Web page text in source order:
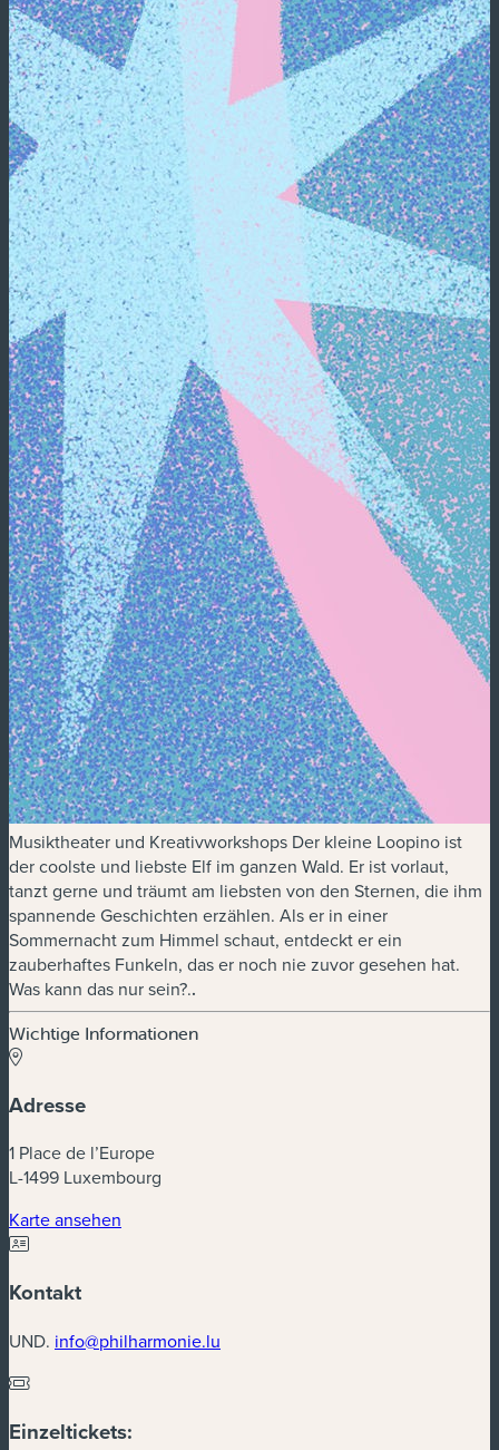
Musiktheater und Kreativworkshops Der kleine Loopino ist
der coolste und liebste Elf im ganzen Wald. Er ist vorlaut,
tanzt gerne und träumt am liebsten von den Sternen, die ihm
spannende Geschichten erzählen. Als er in einer
Sommernacht zum Himmel schaut, entdeckt er ein
zauberhaftes Funkeln, das er noch nie zuvor gesehen hat.
Was kann das nur sein?..
Wichtige Informationen
Adresse
1 Place de l’Europe
L-1499 Luxembourg
Karte ansehen
Kontakt
UND. info@philharmonie.lu
Einzeltickets: